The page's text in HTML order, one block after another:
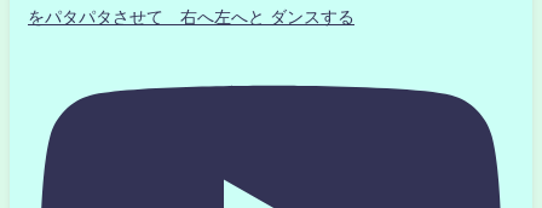
をパタパタさせて 右へ左へと ダンスする